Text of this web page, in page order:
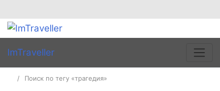
ImTraveller
Поиск по тегу «трагедия»